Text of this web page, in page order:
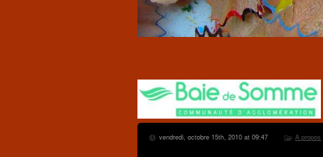
vendredi, octobre 15th, 2010 at 09:47 A propos